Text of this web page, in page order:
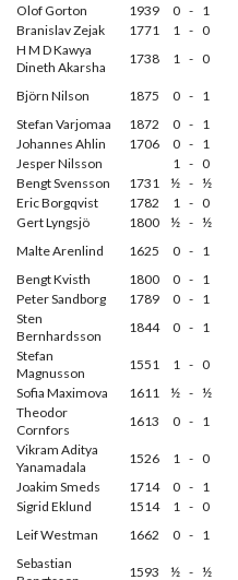
Olof Gorton 1939 0 - 1
Branislav Zejak 1771 1 - 0
H M D Kawya
Dineth Akarsha
1738 1 - 0
Björn Nilson 1875 0 - 1
Stefan Varjomaa 1872 0 - 1
Johannes Ahlin 1706 0 - 1
Jesper Nilsson 1 - 0
Bengt Svensson 1731 ½ - ½
Eric Borgqvist 1782 1 - 0
Gert Lyngsjö 1800 ½ - ½
Malte Arenlind 1625 0 - 1
Bengt Kvisth 1800 0 - 1
Peter Sandborg 1789 0 - 1
Sten
Bernhardsson
1844 0 - 1
Stefan
Magnusson
1551 1 - 0
Sofia Maximova 1611 ½ - ½
Theodor
Cornfors
1613 0 - 1
Vikram Aditya
Yanamadala
1526 1 - 0
Joakim Smeds 1714 0 - 1
Sigrid Eklund 1514 1 - 0
Leif Westman 1662 0 - 1
Sebastian
1593 ½ - ½